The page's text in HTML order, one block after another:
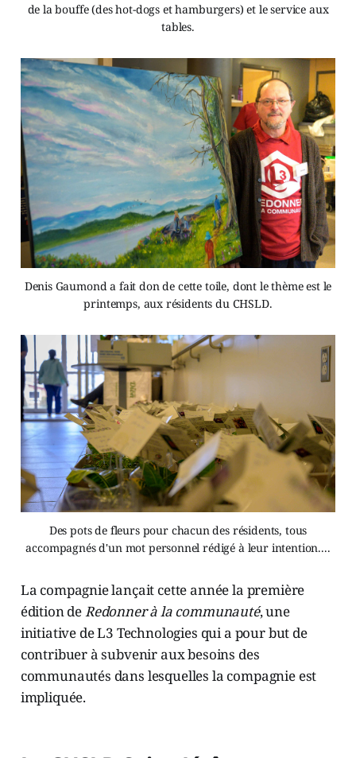
de la bouffe (des hot-dogs et hamburgers) et le service aux
tables.
Denis Gaumond a fait don de cette toile, dont le thème est le
printemps, aux résidents du CHSLD.
Des pots de fleurs pour chacun des résidents, tous
accompagnés d'un mot personnel rédigé à leur intention....
La compagnie lançait cette année la première
édition deRedonner à la communauté, une
initiative de L3 Technologies qui a pour but de
contribuer à subvenir aux besoins des
communautés dans lesquelles la compagnie est
impliquée.